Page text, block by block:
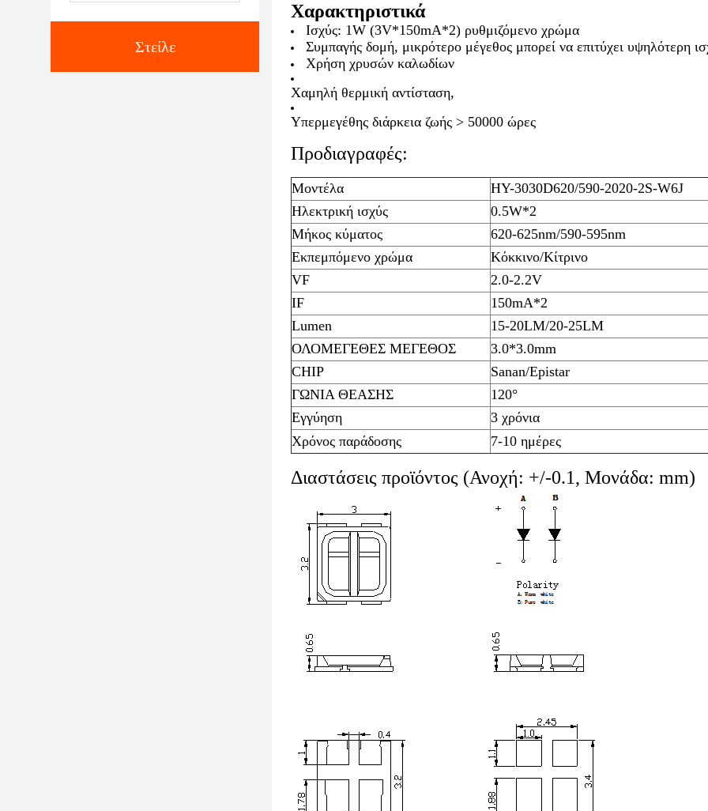
Στείλε
Χαρακτηριστικά
Ισχύς: 1W (3V*150mA*2) ρυθμιζόμενο χρώμα
Συμπαγής δομή, μικρότερο μέγεθος μπορεί να επιτύχει υψηλότερη
Χρήση χρυσών καλωδίων
Χαμηλή θερμική αντίσταση,
Υπερμεγέθης διάρκεια ζωής > 50000 ώρες
Προδιαγραφές:
Μοντέλα
HY-3030D620/590-2020-2S-W6J
Ηλεκτρική ισχύς
0.5W*2
Μήκος κύματος
620-625nm/590-595nm
Εκπεμπόμενο χρώμα
Κόκκινο/Κίτρινο
VF
2.0-2.2V
IF
150mA*2
Lumen
15-20LM/20-25LM
ΟΛΟΜΕΓΕΘΕΣ ΜΕΓΕΘΟΣ
3.0*3.0mm
CHIP
Sanan/Epistar
ΓΩΝΙΑ ΘΕΑΣΗΣ
120°
Εγγύηση
3 χρόνια
Χρόνος παράδοσης
7-10 ημέρες
Διαστάσεις προϊόντος (Ανοχή: +/-0.1, Μονάδα: mm)